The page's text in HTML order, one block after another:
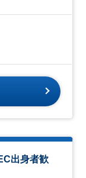
出身者歓